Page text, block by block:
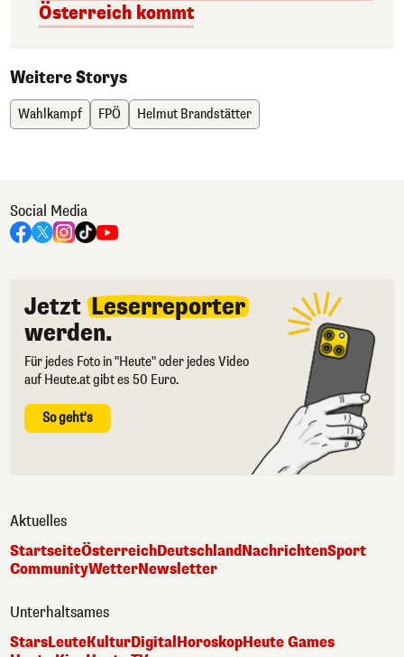
Österreich kommt
Weitere Storys
Wahlkampf FPÖ Helmut Brandstätter
Social Media
Jetzt Leserreporter
werden.
Für jedes Foto in "Heute" oder jedes Video
auf Heute.at gibt es 50 Euro.
So geht's
Aktuelles
StartseiteÖsterreichDeutschlandNachrichtenSport
CommunityWetterNewsletter
Unterhaltsames
StarsLeuteKulturDigital HoroskopHeute Games